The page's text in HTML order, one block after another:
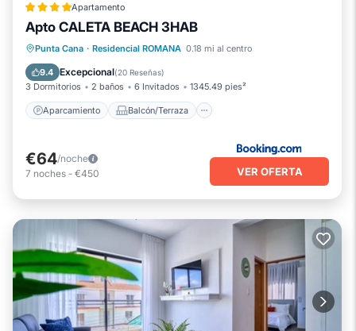
Apartamento
Apto CALETA BEACH 3HAB
Punta Cana · Residencial ROMANA 0.18 mi al centro
9.4 Excepcional(20 Reseñas)
3 Dormitorios 2 baños 6 Invitados 1345.49 pies²
Aparcamiento Balcón/Terraza
Aparcamiento
Balcón/Terraza
Vistas
Aire acondicionado
€64/noche
7 noches - €450 VER OFERTA